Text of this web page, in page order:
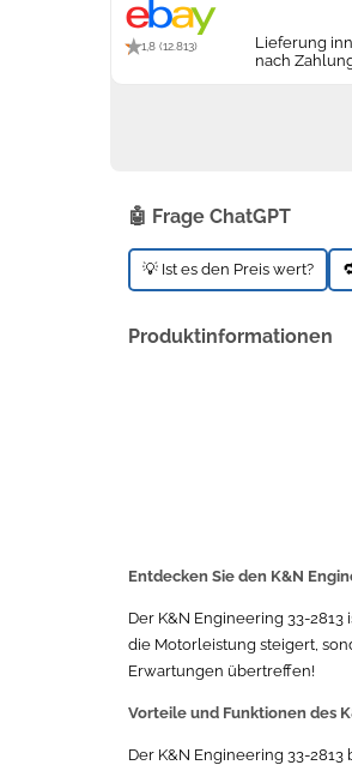
1,8 (12.813)
Lieferung
nach
🤖 Frage ChatGPT
💡 Ist es den Preis wert?
Produktinformationen
Entdecken Sie den K&N
Der K&N Engineering 33-
die Motorleistung steigert,
Erwartungen übertreffen!
Vorteile und Funktionen des
Der K&N Engineering 33-